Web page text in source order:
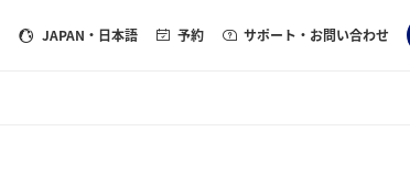
JAPAN ・日本語 予約 サポート・お問い合わせ